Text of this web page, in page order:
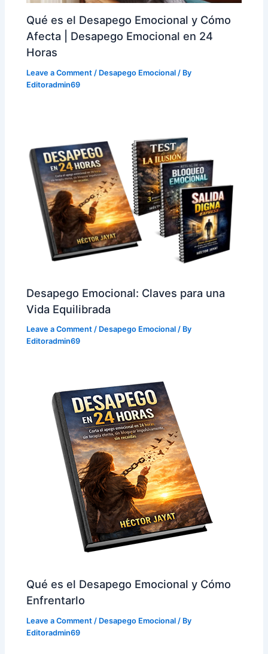
Qué es el Desapego Emocional y Cómo
Afecta | Desapego Emocional en 24
Horas
Leave a Comment / Desapego Emocional / By
Editoradmin69
Desapego Emocional: Claves para una
Vida Equilibrada
Leave a Comment / Desapego Emocional / By
Editoradmin69
Qué es el Desapego Emocional y Cómo
Enfrentarlo
Leave a Comment / Desapego Emocional / By
Editoradmin69